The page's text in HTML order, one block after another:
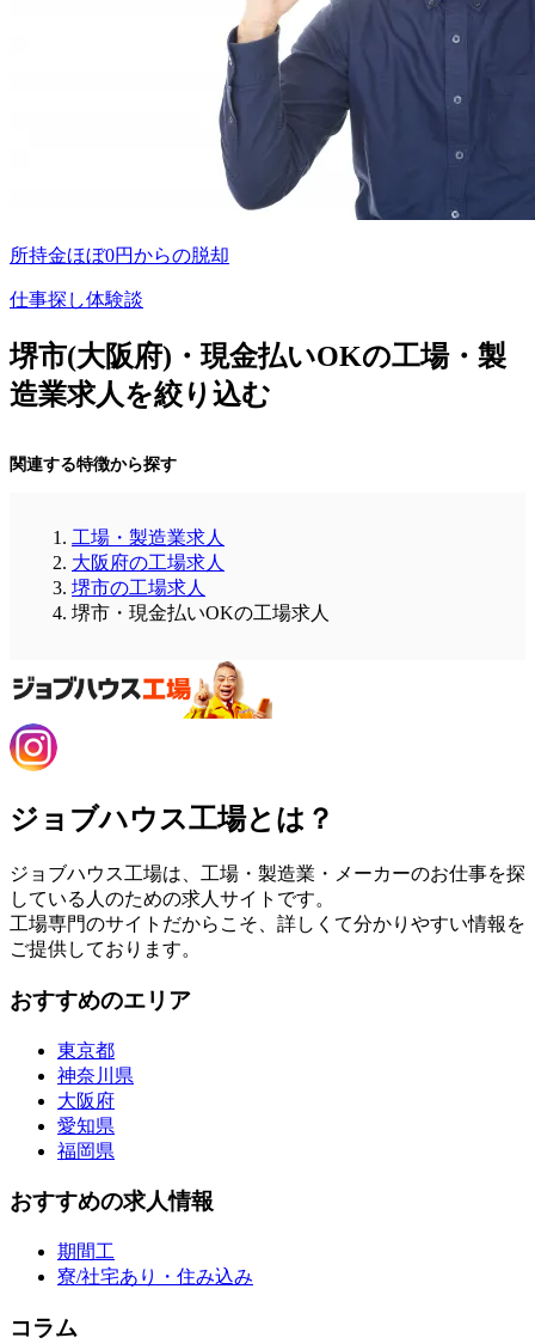
所持金ほぼ0円からの脱却
仕事探し体験談
堺市(大阪府)・現金払いOKの工場・製
造業求人を絞り込む
関連する特徴から探す
工場・製造業求人
大阪府の工場求人
堺市の工場求人
堺市・現金払いOKの工場求人
ジョブハウス工場とは？
ジョブハウス工場は、工場・製造業・メーカーのお仕事を探
している人のための求人サイトです。
工場専門のサイトだからこそ、詳しくて分かりやすい情報を
ご提供しております。
おすすめのエリア
東京都
神奈川県
大阪府
愛知県
福岡県
おすすめの求人情報
期間工
寮/社宅あり・住み込み
コラム